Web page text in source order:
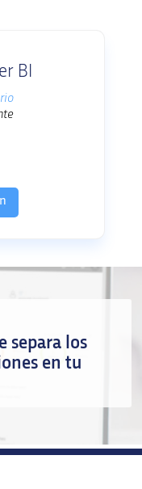
BI
separa los
en tu